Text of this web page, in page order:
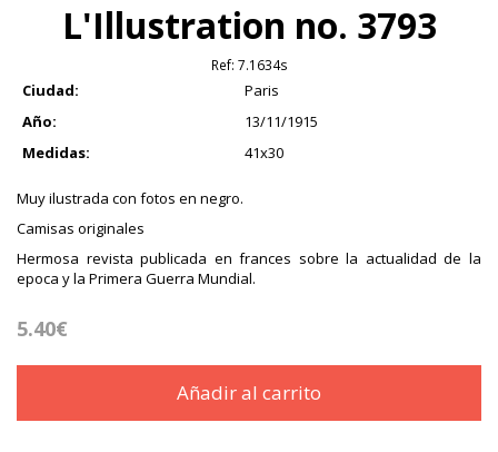
L'Illustration no. 3793
Ref: 7.1634s
Ciudad:
Paris
Año:
13/11/1915
Medidas:
41x30
Muy ilustrada con fotos en negro.
Camisas originales
Hermosa revista publicada en frances sobre la actualidad de la
epoca y la Primera Guerra Mundial.
5.40€
Añadir al carrito